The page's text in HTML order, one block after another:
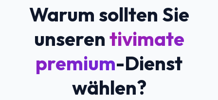
Warum sollten Sie
unseren tivimate
premium-Dienst
wählen?